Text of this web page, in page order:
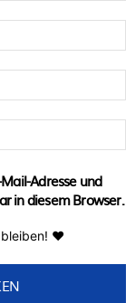
Adresse und
in diesem Browser.
bleiben! ♥